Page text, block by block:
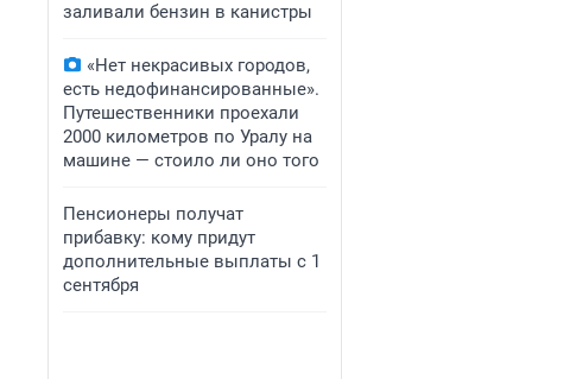
заливали бензин в канистры
«Нет некрасивых городов,
есть недофинансированные».
Путешественники проехали
2000 километров по Уралу на
машине — стоило ли оно того
Пенсионеры получат
прибавку: кому придут
дополнительные выплаты с 1
сентября